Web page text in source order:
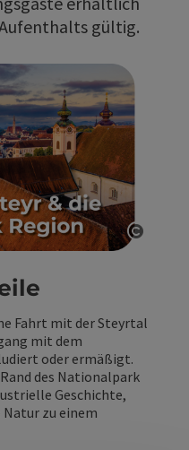
gültig.
Fahrt mit der Steyrtal
mit dem
oder ermäßigt.
des Nationalpark
Geschichte,
zu einem